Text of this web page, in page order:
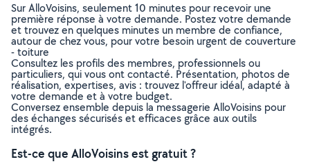
Sur AlloVoisins, seulement 10 minutes pour recevoir une
première réponse à votre demande. Postez votre demande
et trouvez en quelques minutes un membre de confiance,
autour de chez vous, pour votre besoin urgent de couverture
- toiture
Consultez les profils des membres, professionnels ou
particuliers, qui vous ont contacté. Présentation, photos de
réalisation, expertises, avis : trouvez l'offreur idéal, adapté à
votre demande et à votre budget.
Conversez ensemble depuis la messagerie AlloVoisins pour
des échanges sécurisés et efficaces grâce aux outils
intégrés.
Est-ce que AlloVoisins est gratuit ?